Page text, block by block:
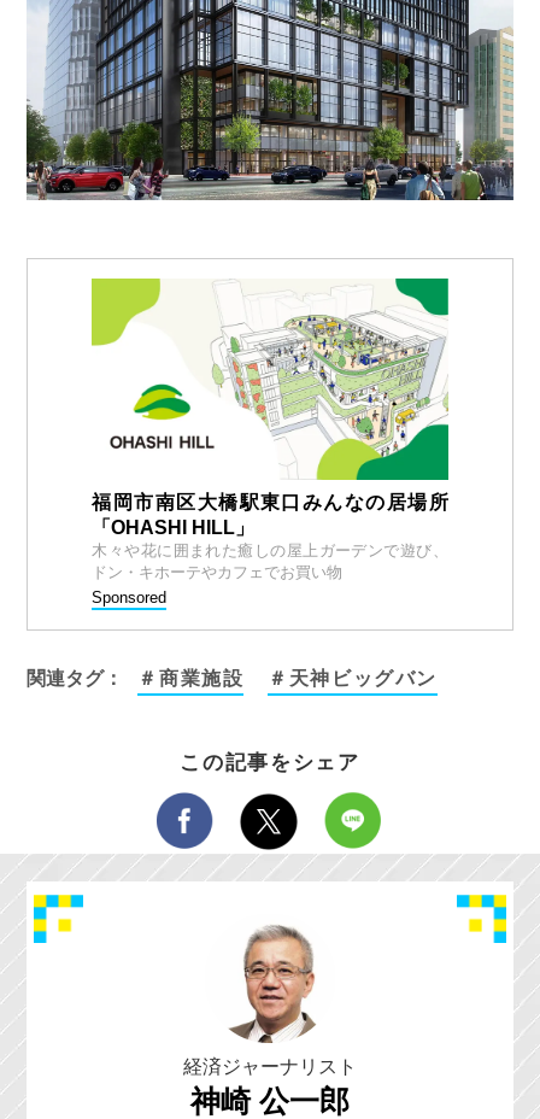
福岡市南区大橋駅東口みんなの居場所
「OHASHI HILL」
木々や花に囲まれた癒しの屋上ガーデンで遊び、
ドン・キホーテやカフェでお買い物
Sponsored
関連タグ： ＃商業施設 ＃天神ビッグバン
この記事をシェア
経済ジャーナリスト
神崎 公一郎